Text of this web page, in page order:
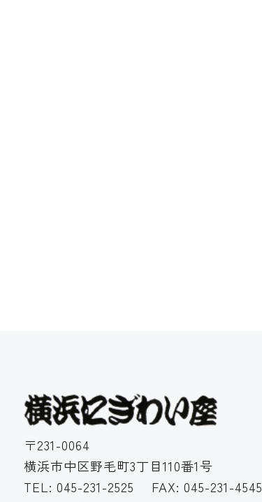
〒231-0064
横浜市中区野毛町3丁目110番1号
TEL: 045-231-2525
FAX: 045-231-4545